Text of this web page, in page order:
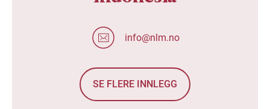
info@nlm.no
SE FLERE INNLEGG